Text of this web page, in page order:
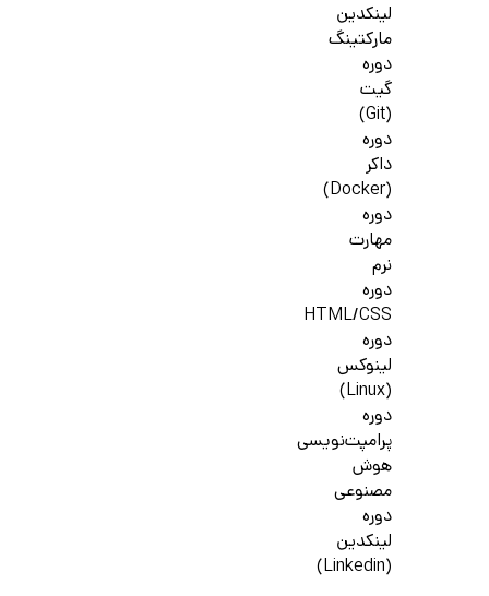
لینکدین
مارکتینگ
دوره
گیت
(Git)
دوره
داکر
(Docker)
دوره
مهارت
نرم
دوره
HTML/CSS
دوره
لینوکس
(Linux)
دوره
پرامپت‌نویسی
هوش
مصنوعی
دوره
لینکدین
(Linkedin)